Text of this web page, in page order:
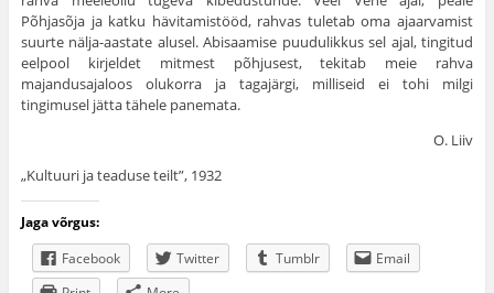
Põhjasõja ja katku hävitamistööd, rahvas tuletab oma ajaarvamist
suurte nälja-aastate alusel. Abisaamise puudulikkus sel ajal, tingitud
eelpool kirjeldet mitmest põhjusest, tekitab meie rahva
majandusajaloos olukorra ja taga­järgi, milliseid ei tohi milgi
tingimusel jätta tähele panemata.
O. Liiv
„Kultuuri ja teaduse teilt”, 1932
Jaga võrgus:
Facebook
Twitter Tumblr
Email